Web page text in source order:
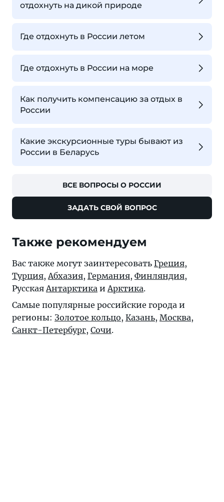
отдохнуть на дикой природе
Где отдохнуть в России летом
Где отдохнуть в России на море
Как получить компенсацию за отдых в
России
Какие экскурсионные туры бывают из
России в Беларусь
ВСЕ ВОПРОСЫ О РОССИИ
ЗАДАТЬ СВОЙ ВОПРОС
Также рекомендуем
Вас также могут заинтересовать Греция,
Турция, Абхазия, Германия, Финляндия,
Русская Антарктика и Арктика.
Самые популярные российские города и
регионы: Золотое кольцо, Казань, Москва,
Санкт-Петербург, Сочи.